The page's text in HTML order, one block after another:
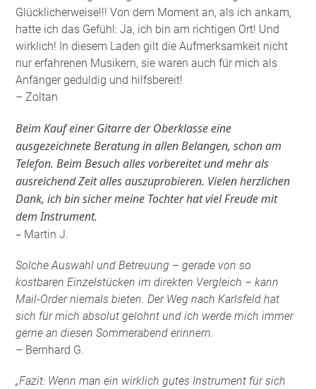
Glücklicherweise!!! Von dem Moment an, als ich ankam,
hatte ich das Gefühl: Ja, ich bin am richtigen Ort! Und
wirklich! In diesem Laden gilt die Aufmerksamkeit nicht
nur erfahrenen Musikern, sie waren auch für mich als
Anfänger geduldig und hilfsbereit!
– Zoltan
Beim Kauf einer Gitarre der Oberklasse eine
ausgezeichnete Beratung in allen Belangen, schon am
Telefon. Beim Besuch alles vorbereitet und mehr als
ausreichend Zeit alles auszuprobieren. Vielen herzlichen
Dank, ich bin sicher meine Tochter hat viel Freude mit
dem Instrument.
– Martin J.
Solche Auswahl und Betreuung – gerade von so
kostbaren Einzelstücken im direkten Vergleich – kann
Mail-Order niemals bieten. Der Weg nach Karlsfeld hat
sich für mich absolut gelohnt und ich werde mich immer
gerne an diesen Sommerabend erinnern.
– Bernhard G.
„Fazit: Wenn man ein wirklich gutes Instrument für sich